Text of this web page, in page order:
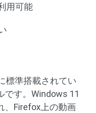
用可能
標準搭載されてい
です。Windows 11
、Firefox上の動画